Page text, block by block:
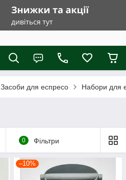
Засоби для еспресо Набори для
0 Фільтри
–10%